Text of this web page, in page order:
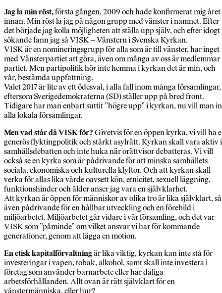
Jag la min röst,första gången, 2009 och hade konfirmerat mig året
innan. Min röst la jag på någon grupp med vänster i namnet. Efter
det började jag kolla möjligheten att ställa upp själv, och efter idogt
sökande fann jag så VISK – Vänstern i Svenska Kyrkan.
VISK är en nomineringsgrupp för alla som är till vänster, har inget
med Vänsterpartiet att göra, även om många av oss är medlemmar
partiet. Men partipolitik hör inte hemma i kyrkan det är min, och
vår, bestämda uppfattning.
Valet 2017 är lite av ett ödesval, i alla fall inom många församlingar,
eftersom Sverigedemokraterna (SD) ställer upp på bred front.
Tidigare har man enbart suttit ”högre upp” i kyrkan, nu vill man
alla lokala församlingar.
Men vad står då VISK för? Givetvis för en öppen kyrka, vi vill ha
generös flyktingpolitik och stärkt asylrätt. Kyrkan skall vara aktiv i
samhällsdebatten och inte huka när orättvisor debatteras. Vi vill
också se en kyrka som är pådrivande för att minska samhällets
sociala, ekonomiska och kulturella klyftor. Och att kyrkan skall
verka för allas lika värde oavsett kön, etnicitet, sexuell läggning,
funktionshinder och ålder anser jag vara en självklarhet.
Att kyrkan är öppen för människor av olika tro är lika självklart, så
även pådrivande för en hållbar utveckling och en förebild i
miljöarbetet. Miljöarbetet går vidare i vår församling, och det var
VISK som ”påminde” om vilket ansvar vi har för kommande
generationer, genom att lägga en motion.
En etisk kapitalförvaltningär lika viktig, kyrkan kan inte stå för
investeringar i vapen, tobak, alkohol, samt skall inte investera i
företag som använder barnarbete eller har dåliga
arbetsförhållanden. Allt ovan är rätt självklart för en
vänstermänniska, eller hur?